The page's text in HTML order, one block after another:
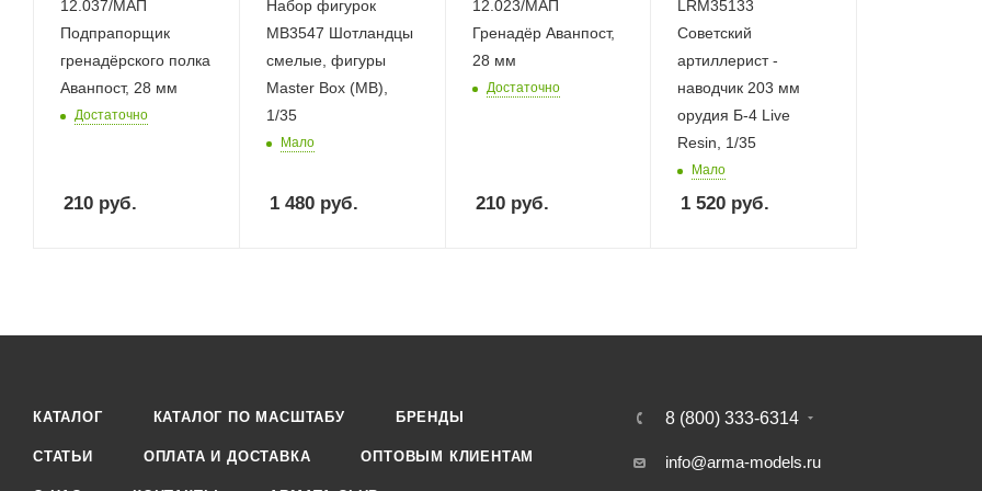
12.037/МАП
Подпрапорщик
гренадёрского полка
Аванпост, 28 мм
Достаточно
210 руб.
Набор фигурок
MB3547 Шотландцы
смелые, фигуры
Master Box (MB),
1/35
Мало
1 480руб.
12.023/МАП
Гренадёр Аванпост,
28 мм
Достаточно
210руб.
LRM35133
Советский
артиллерист -
наводчик 203 мм
орудия Б-4 Live
Resin, 1/35
Мало
1 520 руб.
КАТАЛОГ КАТАЛОГ ПО МАСШТАБУ БРЕНДЫ
СТАТЬИ ОПЛАТА И ДОСТАВКА ОПТОВЫМ КЛИЕНТАМ
8 (800) 333-6314
info@arma-models.ru